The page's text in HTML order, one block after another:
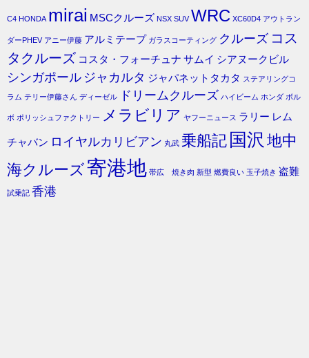
C4 HONDA mirai MSCクルーズ NSX SUV WRC XC60D4 アウトラン
ダーPHEV アニー伊藤 アルミテープ ガラスコーティング クルーズ コス
タクルーズ コスタ・フォーチュナ サムイ シアヌークビル
シンガポール ジャカルタ ジャパネットタカタ ステアリングコ
ラム テリー伊藤さん ディーゼル ドリームクルーズ ハイビーム ホンダ ボル
ボ ポリッシュファクトリー メラビリア ヤフーニュース ラリー レム
チャバン ロイヤルカリビアン 丸武 乗船記 国沢 地中
海クルーズ寄港地 帯広 焼き肉 新型 燃費良い 玉子焼き 盗難
試乗記 香港